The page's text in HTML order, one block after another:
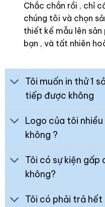
Chắc chắn rồi , chỉ
chúng tôi và chọn
thiết kế mẫu lên sản
bạn , và tất nhiên
Tôi muốn in thử 1
tiếp được không
Logo của tôi
không ?
Tôi có sự kiện
không?
Tôi có phải trả